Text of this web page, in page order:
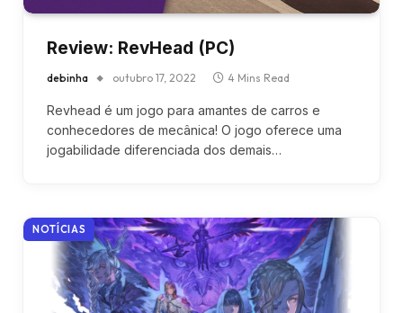
Review: RevHead (PC)
debinha outubro 17, 2022 4 Mins Read
Revhead é um jogo para amantes de carros e
conhecedores de mecânica! O jogo oferece uma
jogabilidade diferenciada dos demais…
NOTÍCIAS